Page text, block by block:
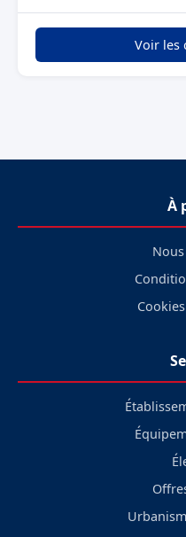
Voir les
À